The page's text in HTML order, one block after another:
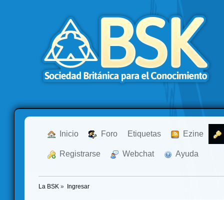
Inicio Foro Etiquetas Ezine
Registrarse Webchat Ayuda
La BSK » Ingresar